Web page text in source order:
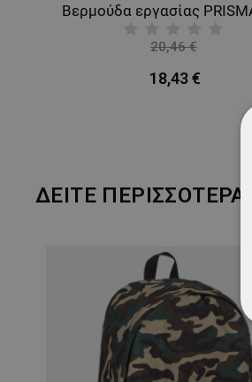
20,46 €
18,43 €
ΔΕΊΤΕ ΠΕΡΙΣΣΌΤΕΡΑ